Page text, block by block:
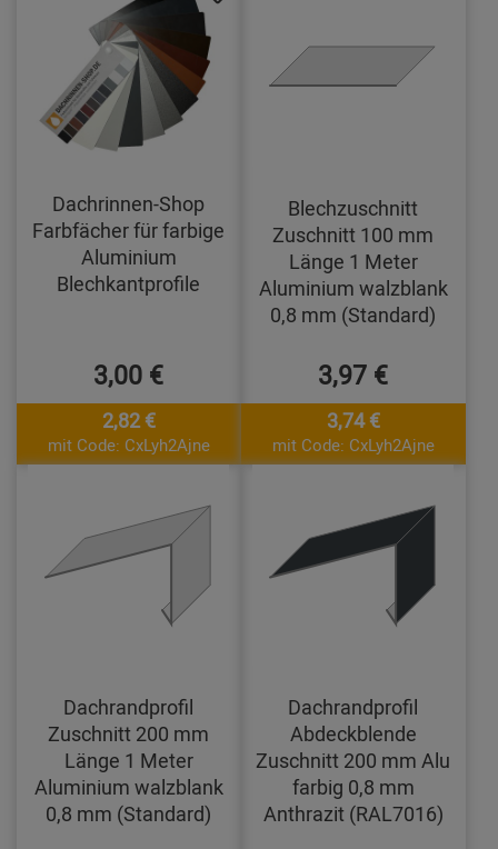
Dachrinnen-Shop
Farbfächer für farbige
Aluminium
Blechkantprofile
3,00 €
2,82 €
mit Code: CxLyh2Ajne
Blechzuschnitt
Zuschnitt 100 mm
Länge 1 Meter
Aluminium walzblank
0,8 mm (Standard)
3,97 €
3,74 €
mit Code: CxLyh2Ajne
Dachrandprofil
Zuschnitt 200 mm
Länge 1 Meter
Aluminium walzblank
0,8 mm (Standard)
Dachrandprofil
Abdeckblende
Zuschnitt 200 mm Alu
farbig 0,8 mm
Anthrazit (RAL7016)